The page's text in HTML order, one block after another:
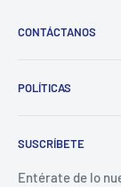
CONTÁCTANOS
POLÍTICAS
Política de
Políticas de
SUSCRÍBETE
Entérate de lo